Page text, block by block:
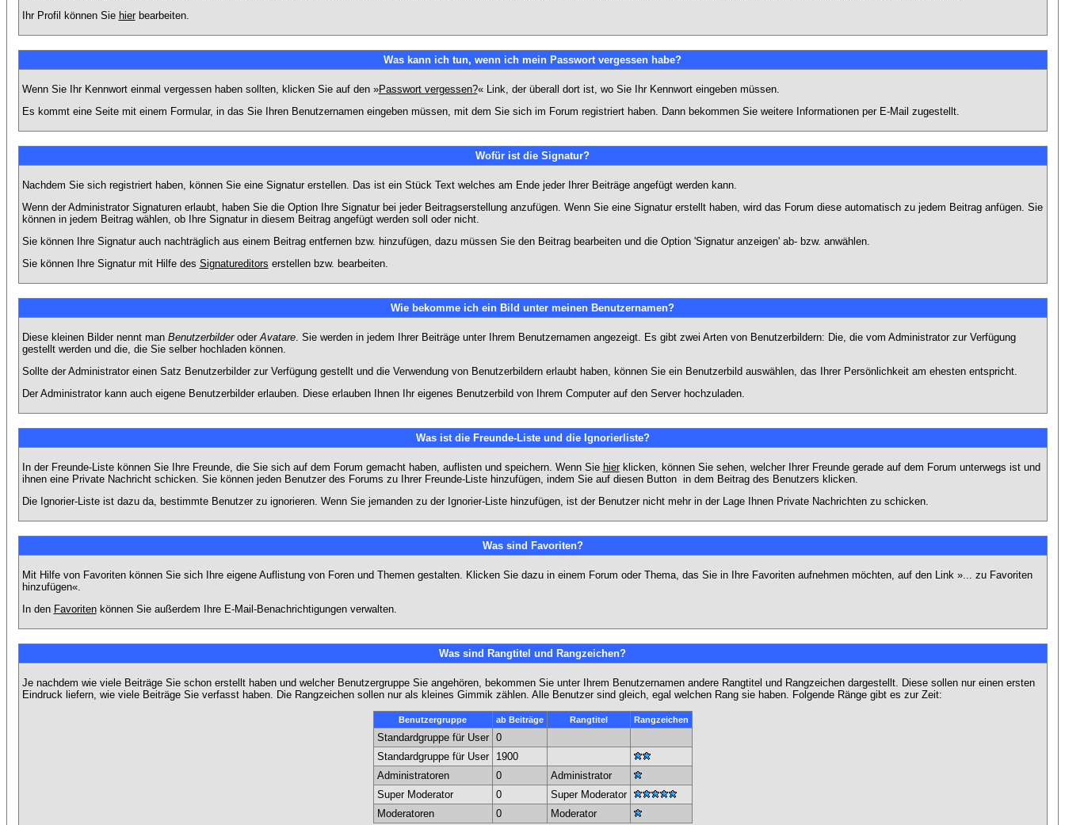
Ihr Profil können Sie hierbearbeiten.
Was kann ich tun, wenn ich mein Passwort vergessen habe?
Wenn Sie Ihr Kennwort einmal vergessen haben sollten, klicken Sie auf den »Passwort vergessen?« Link, der überall dort ist, wo Sie Ihr Kennwort eingeben müssen.
Es kommt eine Seite mit einem Formular, in das Sie Ihren Benutzernamen eingeben müssen, mit dem Sie sich im Forum registriert haben. Dann bekommen Sie weitere Informationen per E-Mail zugestellt.
Wofür ist die Signatur?
Nachdem Sie sich registriert haben, können Sie eine Signatur erstellen. Das ist ein Stück Text welches am Ende jeder Ihrer Beiträge angefügt werden kann.
Wenn der Administrator Signaturen erlaubt, haben Sie die Option Ihre Signatur bei jeder Beitragserstellung anzufügen. Wenn Sie eine Signatur erstellt haben, wird das Forum diese automatisch zu jedem Beitrag anfügen. Sie
können in jedem Beitrag wählen, ob Ihre Signatur in diesem Beitrag angefügt werden soll oder nicht.
Sie können Ihre Signatur auch nachträglich aus einem Beitrag entfernen bzw. hinzufügen, dazu müssen Sie den Beitrag bearbeiten und die Option 'Signatur anzeigen' ab- bzw. anwählen.
Sie können Ihre Signatur mit Hilfe des Signatureditors erstellen bzw. bearbeiten.
Wie bekomme ich ein Bild unter meinen Benutzernamen?
Diese kleinen Bilder nennt man BenutzerbilderoderAvatare. Sie werden in jedem Ihrer Beiträge unter Ihrem Benutzernamen angezeigt. Es gibt zwei Arten von Benutzerbildern: Die, die vom Administrator zur Verfügung
gestellt werden und die, die Sie selber hochladen können.
Sollte der Administrator einen Satz Benutzerbilder zur Verfügung gestellt und die Verwendung von Benutzerbildern erlaubt haben, können Sie ein Benutzerbild auswählen, das Ihrer Persönlichkeit am ehesten entspricht.
Der Administrator kann auch eigene Benutzerbilder erlauben. Diese erlauben Ihnen Ihr eigenes Benutzerbild von Ihrem Computer auf den Server hochzuladen.
Was ist die Freunde-Liste und die Ignorierliste?
In der Freunde-Liste können Sie Ihre Freunde, die Sie sich auf dem Forum gemacht haben, auflisten und speichern. Wenn Sie hierklicken, können Sie sehen, welcher Ihrer Freunde gerade auf dem Forum unterwegs ist und
ihnen eine Private Nachricht schicken. Sie können jeden Benutzer des Forums zu Ihrer Freunde-Liste hinzufügen, indem Sie auf diesen Button in dem Beitrag des Benutzers klicken.
Die Ignorier-Liste ist dazu da, bestimmte Benutzer zu ignorieren. Wenn Sie jemanden zu der Ignorier-Liste hinzufügen, ist der Benutzer nicht mehr in der Lage Ihnen Private Nachrichten zu schicken.
Was sind Favoriten?
Mit Hilfe von Favoriten können Sie sich Ihre eigene Auflistung von Foren und Themen gestalten. Klicken Sie dazu in einem Forum oder Thema, das Sie in Ihre Favoriten aufnehmen möchten, auf den Link »... zu Favoriten
hinzufügen«.
In den Favoritenkönnen Sie außerdem Ihre E-Mail-Benachrichtigungen verwalten.
Was sind Rangtitel und Rangzeichen?
Je nachdem wie viele Beiträge Sie schon erstellt haben und welcher Benutzergruppe Sie angehören, bekommen Sie unter Ihrem Benutzernamen andere Rangtitel und Rangzeichen dargestellt. Diese sollen nur einen ersten
Eindruck liefern, wie viele Beiträge Sie verfasst haben. Die Rangzeichen sollen nur als kleines Gimmik zählen. Alle Benutzer sind gleich, egal welchen Rang sie haben. Folgende Ränge gibt es zur Zeit:
Benutzergruppe ab Beiträge Rangtitel Rangzeichen
Standardgruppe für User
0
Standardgruppe für User
1900
Administratoren
0
Administrator
Super Moderator
0
Super Moderator
Moderatoren
0 Moderator